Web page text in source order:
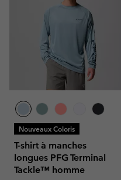
Nouveaux Coloris
T-shirt à manches
longues PFG Terminal
Tackle™ homme